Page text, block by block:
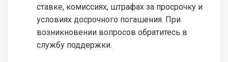
ставке, комиссиях, штрафах за просрочку и
условиях досрочного погашения. При
возникновении вопросов обратитесь в
службу поддержки.